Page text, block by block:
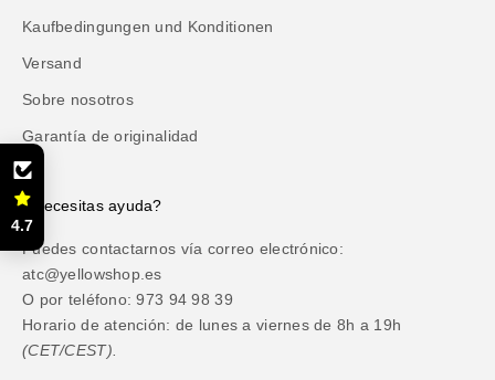
Kaufbedingungen und Konditionen
Versand
Sobre nosotros
Garantía de originalidad
¿Necesitas ayuda?
Puedes contactarnos vía correo electrónico:
atc@yellowshop.es
O por teléfono: 973 94 98 39
Horario de atención: de lunes a viernes de 8h a 19h
(CET/CEST).
4.7